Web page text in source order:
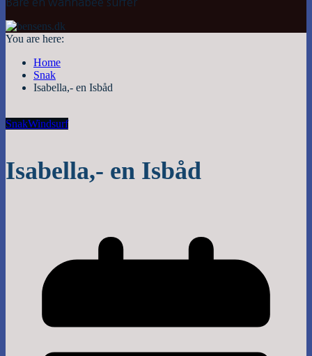
Bare en wannabee surfer
You are here:
Home
Snak
Isabella,- en Isbåd
SnakWindsurf
Isabella,- en Isbåd